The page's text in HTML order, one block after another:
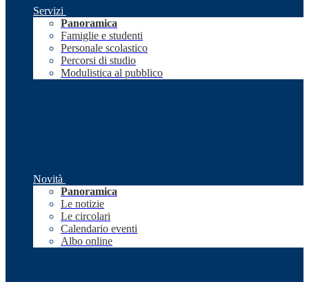
Servizi
Panoramica
Famiglie e studenti
Personale scolastico
Percorsi di studio
Modulistica al pubblico
Novità
Panoramica
Le notizie
Le circolari
Calendario eventi
Albo online